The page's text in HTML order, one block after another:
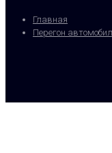
Главная
Перегон